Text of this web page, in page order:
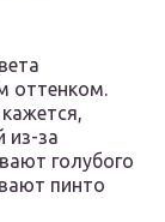
оттенком.
из-за
голубого
пинто